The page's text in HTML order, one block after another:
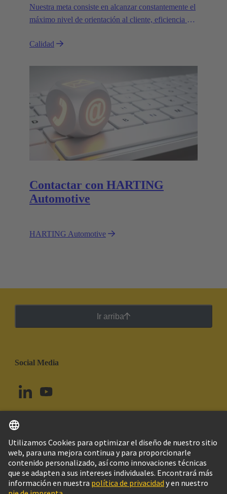
Nuestra meta consiste en alcanzar constantemente el
máximo nivel de orientación al cliente, eficiencia e
clave para nosotros es que aseguremos una calidad
Calidad
Contactar con HARTING
Automotive
HARTING Automotive
Ir arriba
Social Media
Uruguay Español
© Grupo Tecnológico HARTING